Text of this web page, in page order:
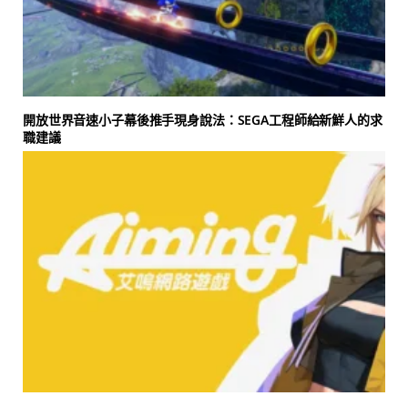
開放世界音速小子幕後推手現身說法：SEGA工程師給新鮮人的求
職建議